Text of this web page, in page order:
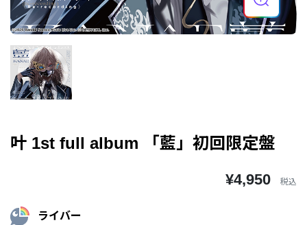
叶 1st full album 「藍」初回限定盤
¥4,950 税込
ライバー